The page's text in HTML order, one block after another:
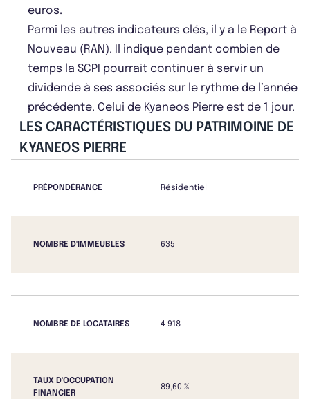
euros.
Parmi les autres indicateurs clés, il y a le Report à
Nouveau (RAN). Il indique pendant combien de
temps la SCPI pourrait continuer à servir un
dividende à ses associés sur le rythme de l’année
précédente. Celui de Kyaneos Pierre est de 1 jour.
LES CARACTÉRISTIQUES DU PATRIMOINE DE
KYANEOS PIERRE
PRÉPONDÉRANCE Résidentiel
NOMBRE D'IMMEUBLES 635
NOMBRE DE LOCATAIRES 4 918
TAUX D'OCCUPATION
FINANCIER
89,60 %